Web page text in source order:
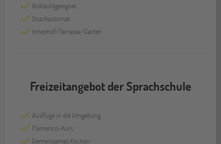
Rollstuhlgeeignet
Snackautomat
Innenhof/Terrasse/Garten
Freizeitangebot der Sprachschule
Ausflüge in die Umgebung
Flamenco-Kurs
Gemeinsames Kochen